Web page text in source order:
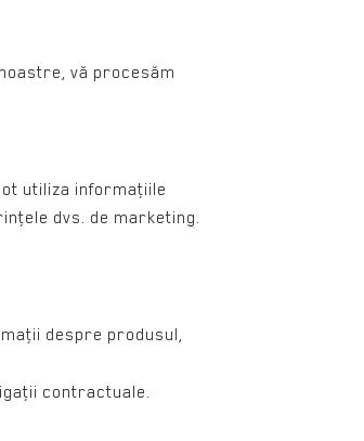
vă procesăm
utiliza informaţiile
dvs. de marketing.
despre produsul,
contractuale.